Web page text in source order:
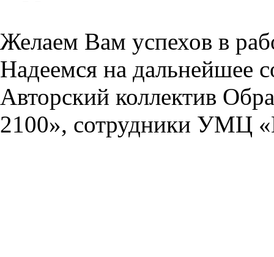
Желаем Вам успехов в
Надеемся на дальнейшее
Авторский коллектив
2100», сотрудники УМЦ